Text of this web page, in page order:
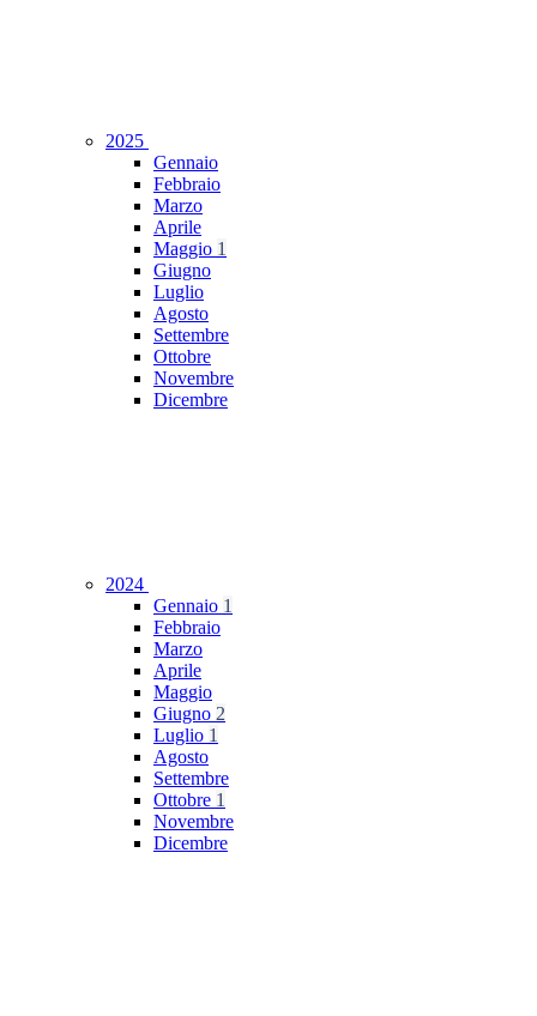
2025
Gennaio
Febbraio
Marzo
Aprile
Maggio 1
Giugno
Luglio
Agosto
Settembre
Ottobre
Novembre
Dicembre
2024
Gennaio 1
Febbraio
Marzo
Aprile
Maggio
Giugno 2
Luglio 1
Agosto
Settembre
Ottobre 1
Novembre
Dicembre